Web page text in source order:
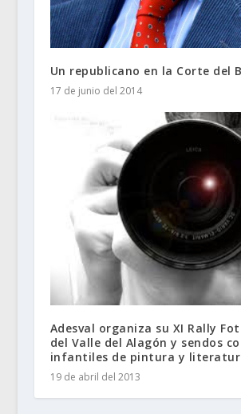
Un republicano en la Corte del
17 de junio del 2014
Adesval organiza su XI Rally
del Valle del Alagón y sendos
infantiles de pintura y
19 de abril del 2013